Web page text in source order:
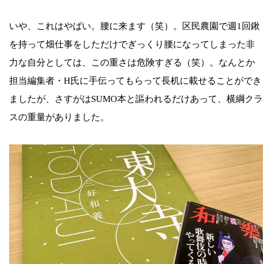
いや、これはやばい。腰に来ます（笑）。区民農園で週1回鍬
を持って畑仕事をしただけでぎっくり腰になってしまった非
力な自分としては、この重さは危険すぎる（笑）。なんとか
担当編集者・H氏に手伝ってもらって長机に載せることができ
ましたが、さすがはSUMO本と謳われるだけあって、横綱クラ
スの重量がありました。